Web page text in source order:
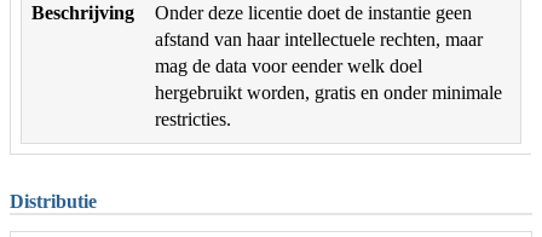
Beschrijving
Onder deze licentie doet de instantie geen
afstand van haar intellectuele rechten, maar
mag de data voor eender welk doel
hergebruikt worden, gratis en onder minimale
restricties.
Distributie